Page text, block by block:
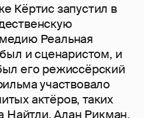
Кёртис запустил в
Реальная
и сценаристом, и
его режиссёрский
участвовало
актёров, таких
Найтли, Алан Рикман,